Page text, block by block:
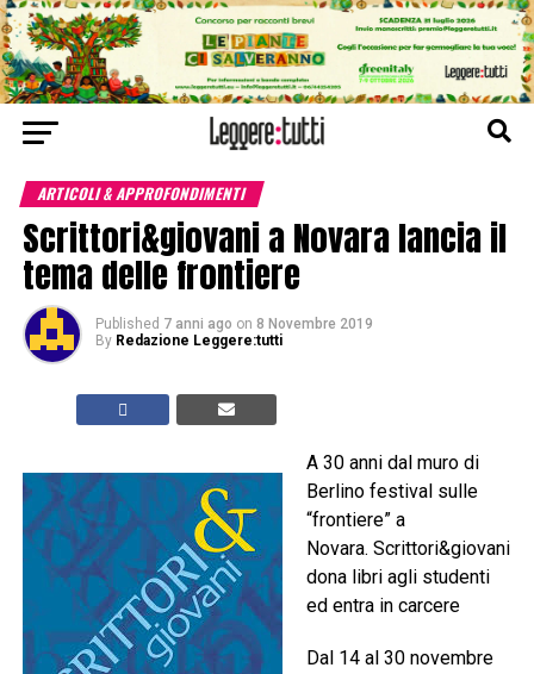
ARTICOLI & APPROFONDIMENTI
Scrittori&giovani a Novara lancia il
tema delle frontiere
Published 7 anni ago on 8 Novembre 2019
By Redazione Leggere:tutti
A 30 anni dal muro di
Berlino festival sulle
“frontiere” a
Novara. Scrittori&giovani
dona libri agli studenti
ed entra in carcere
Dal 14 al 30 novembre